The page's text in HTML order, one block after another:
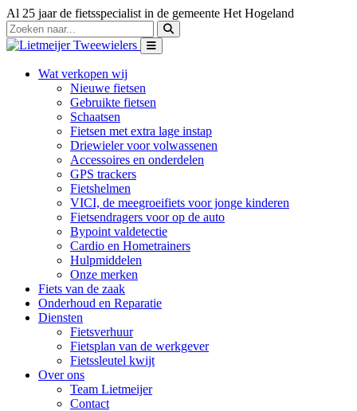
Al 25 jaar de fietsspecialist in de gemeente Het Hogeland
Wat verkopen wij
Nieuwe fietsen
Gebruikte fietsen
Schaatsen
Fietsen met extra lage instap
Driewieler voor volwassenen
Accessoires en onderdelen
GPS trackers
Fietshelmen
VICI, de meegroeifiets voor jonge kinderen
Fietsendragers voor op de auto
Bypoint valdetectie
Cardio en Hometrainers
Hulpmiddelen
Onze merken
Fiets van de zaak
Onderhoud en Reparatie
Diensten
Fietsverhuur
Fietsplan van de werkgever
Fietssleutel kwijt
Over ons
Team Lietmeijer
Contact